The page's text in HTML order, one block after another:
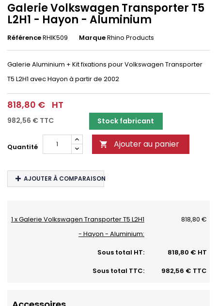
Galerie Volkswagen Transporter T5
L2H1 - Hayon - Aluminium
RéférenceRHIK509 MarqueRhino Products
Galerie Aluminium + Kit fixations pour Volkswagen Transporter
T5 L2H1 avec Hayon à partir de 2002
818,80 € HT
982,56 € TTC Stock fabricant
Quantité  Ajouter au panier
AJOUTER À COMPARAISON
1 x Galerie Volkswagen Transporter T5 L2H1
- Hayon - Aluminium:
818,80 €
Sous total HT:
818,80 € HT
Sous total TTC:
982,56 € TTC